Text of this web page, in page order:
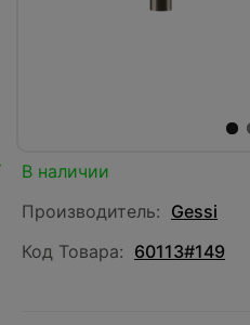
В наличии
Производитель: Gessi
Код Товара: 60113#149